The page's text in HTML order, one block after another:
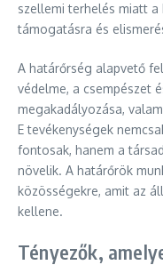
szellemi terhelés miatt
támogatásra és
A határőrség alapvető
védelme, a csempészet
megakadályozása,
E tevékenységek
fontosak, hanem a
növelik. A határőrök
közösségekre, amit az
kellene.
Tényezők,